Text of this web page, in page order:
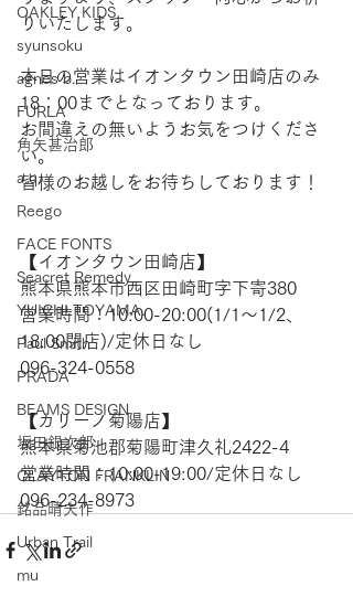
OAKLEY KIDS
syunsoku
agnes b.
FURLA
角矢甚治郎
a.q.
Reego
FACE FONTS
Seacret Remedy
YUICHI TOYAMA.
Paul Smith
PRADA
BEAMS DESIGN
坂田銀次郎
CLAYTON FRANKLIN
銘品晴夫作
Urban Trail
mu
りいたします。
本日の営業はイオンタウン田崎店のみ
18：00までとなっております。
お間違えの無いようお気をつけくださ
い。
皆様のお越しをお待ちしております！
【​イオンタウン田崎店】
熊本県熊本市西区田崎町字下寄380
営業時間：10:00-20:00(1/1～1/2、
18:00閉店)/定休日なし
096-324-0558
【​カリーノ菊陽店】
熊本県菊池郡菊陽町津久礼2422-4
営業時間：10:00-19:00/定休日なし
096-234-8973